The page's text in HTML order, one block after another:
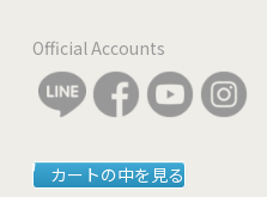
Official Accounts
カートの中を見る